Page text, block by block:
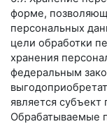
форме,
персональных
цели обработки
хранения
федеральным
является
Обрабатываемые